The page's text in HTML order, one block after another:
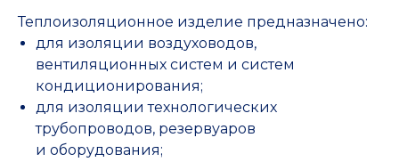
Теплоизоляционное изделие предназначено:
для изоляции воздуховодов,
вентиляционных систем и систем
кондиционирования;
для изоляции технологических
трубопроводов, резервуаров
и оборудования;